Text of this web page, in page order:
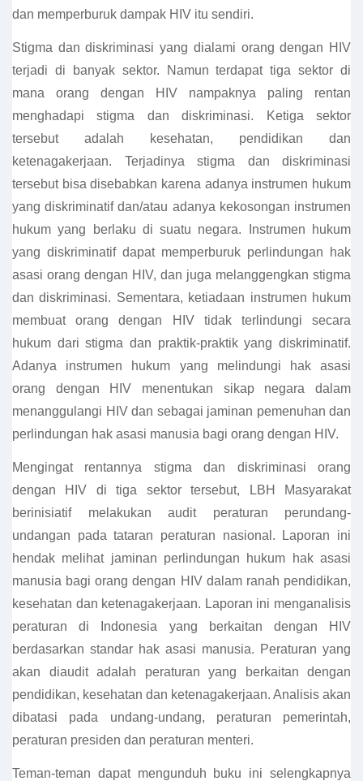
dan memperburuk dampak HIV itu sendiri.
Stigma dan diskriminasi yang dialami orang dengan HIV
terjadi di banyak sektor. Namun terdapat tiga sektor di
mana orang dengan HIV nampaknya paling rentan
menghadapi stigma dan diskriminasi. Ketiga sektor
tersebut adalah kesehatan, pendidikan dan
ketenagakerjaan. Terjadinya stigma dan diskriminasi
tersebut bisa disebabkan karena adanya instrumen hukum
yang diskriminatif dan/atau adanya kekosongan instrumen
hukum yang berlaku di suatu negara. Instrumen hukum
yang diskriminatif dapat memperburuk perlindungan hak
asasi orang dengan HIV, dan juga melanggengkan stigma
dan diskriminasi. Sementara, ketiadaan instrumen hukum
membuat orang dengan HIV tidak terlindungi secara
hukum dari stigma dan praktik-praktik yang diskriminatif.
Adanya instrumen hukum yang melindungi hak asasi
orang dengan HIV menentukan sikap negara dalam
menanggulangi HIV dan sebagai jaminan pemenuhan dan
perlindungan hak asasi manusia bagi orang dengan HIV.
Mengingat rentannya stigma dan diskriminasi orang
dengan HIV di tiga sektor tersebut, LBH Masyarakat
berinisiatif melakukan audit peraturan perundang-
undangan pada tataran peraturan nasional. Laporan ini
hendak melihat jaminan perlindungan hukum hak asasi
manusia bagi orang dengan HIV dalam ranah pendidikan,
kesehatan dan ketenagakerjaan. Laporan ini menganalisis
peraturan di Indonesia yang berkaitan dengan HIV
berdasarkan standar hak asasi manusia. Peraturan yang
akan diaudit adalah peraturan yang berkaitan dengan
pendidikan, kesehatan dan ketenagakerjaan. Analisis akan
dibatasi pada undang-undang, peraturan pemerintah,
peraturan presiden dan peraturan menteri.
Teman-teman dapat mengunduh buku ini selengkapnya